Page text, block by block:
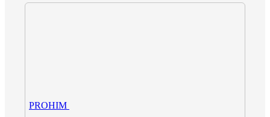
PROHIM